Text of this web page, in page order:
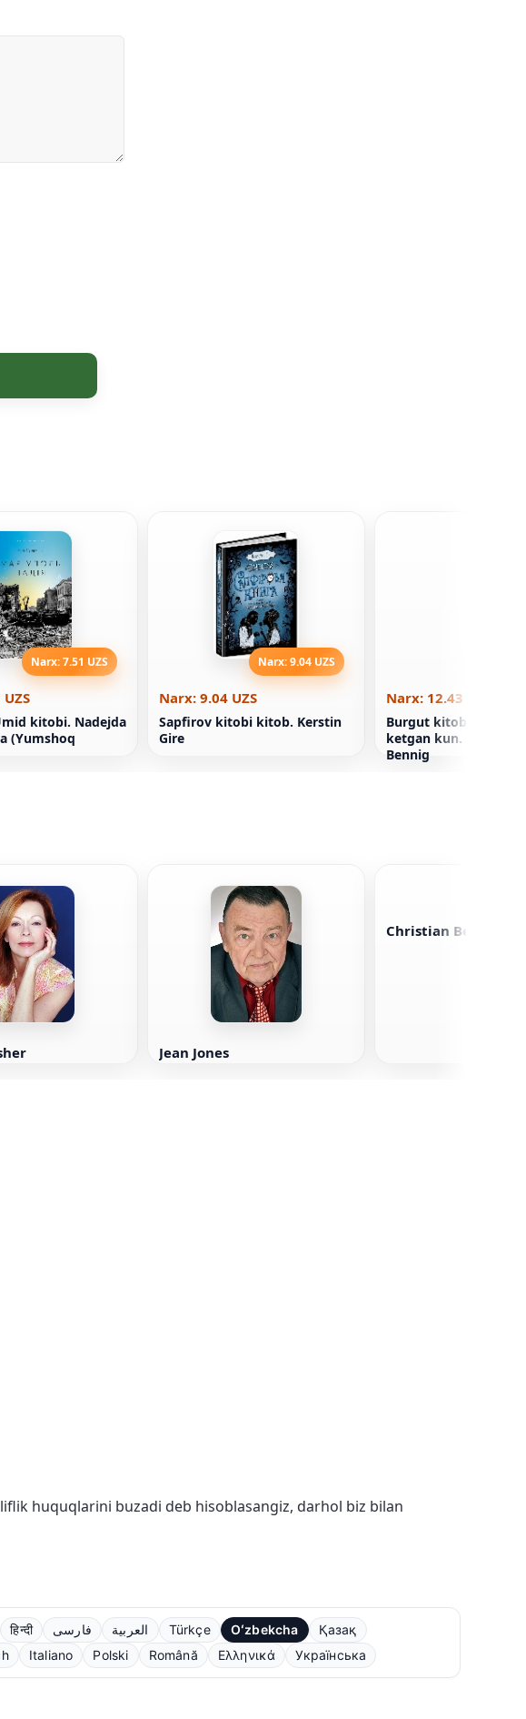
Narx: 7.51 UZS
kitobi. Nadejda
(Yumshoq
Narx: 9.04 UZS
Narx: 9.04 UZS
Sapfirov kitobi kitob. Kerstin
Gire
Narx: 12.43 UZS
Burgut kitobi. Dunyo
ketgan kun. 1-kitob
Bennig
Jean Jones
Christian Beyl
huquqlarini buzadi deb hisoblasangiz, darhol biz bilan
हिन्दी فارسی العربية Türkçe Oʻzbekcha
Қазақ
Italiano Polski Română Ελληνικά Українська